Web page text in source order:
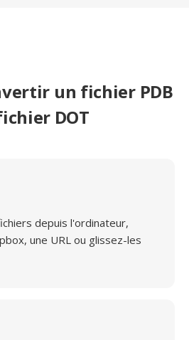
un fichier PDB
DOT
depuis l'ordinateur,
une URL ou glissez-les